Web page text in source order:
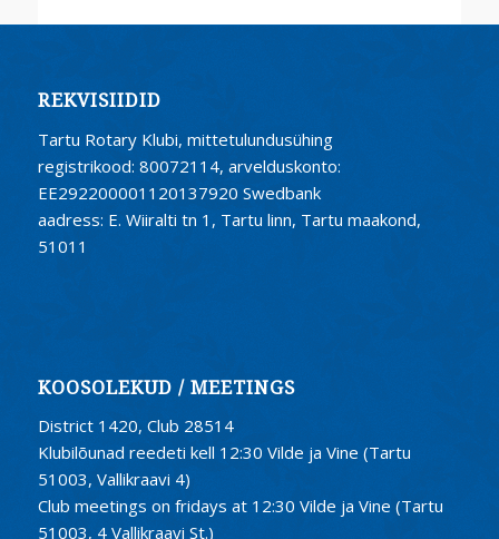
REKVISIIDID
Tartu Rotary Klubi, mittetulundusühing
registrikood: 80072114, arvelduskonto:
EE292200001120137920 Swedbank
aadress: E. Wiiralti tn 1, Tartu linn, Tartu maakond,
51011
KOOSOLEKUD / MEETINGS
District 1420, Club 28514
Klubilõunad reedeti kell 12:30 Vilde ja Vine (Tartu
51003, Vallikraavi 4)
Club meetings on fridays at 12:30 Vilde ja Vine (Tartu
51003, 4 Vallikraavi St.)